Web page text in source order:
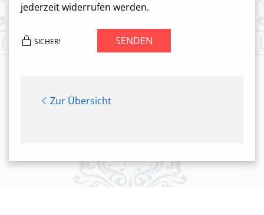
jederzeit widerrufen werden.
SICHER! SENDEN
Zur Übersicht